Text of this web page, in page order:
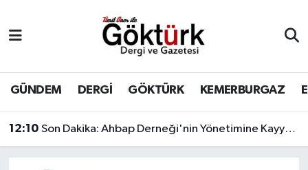
GÜNDEM DERGİ GÖKTÜRK KEMERBURGAZ
12:10 Son Dakika: Ahbap Derneği'nin Yönetimine Kayyum Atandı
BİLİM
DERGİ
Eyüpsultan Hava Durumu
Eyüpsultan Trafik Yoğunluk Haritası
Süper Lig Puan Durumu ve Fikstür